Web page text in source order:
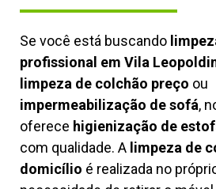
Se você está buscando
profissional em Vila
limpeza de colchão preço ou
impermeabilização de sofá,
oferece higienização de
com qualidade. A limpeza de
domicílio é realizada no